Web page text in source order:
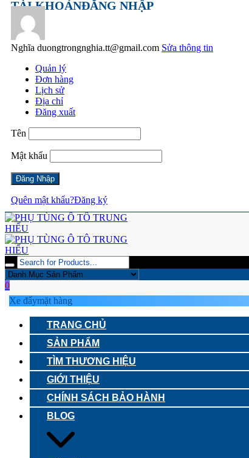
TÀI KHOẢNĐĂNG NHẬP
Nghĩa duongtrongnghia.tt@gmail.com Sửa thông tin
Quản lý
Đơn hàng
Lịch sử
Địa chỉ
Đăng xuất
Tên
Mật khẩu
Quên mật khẩu?Đăng ký
0
Xe đẩymặt hàng
TRANG CHỦ
SẢN PHẨM
TÌM THƯƠNG HIỆU
GIỚI THIỆU
CHÍNH SÁCH BẢO HÀNH
BLOG